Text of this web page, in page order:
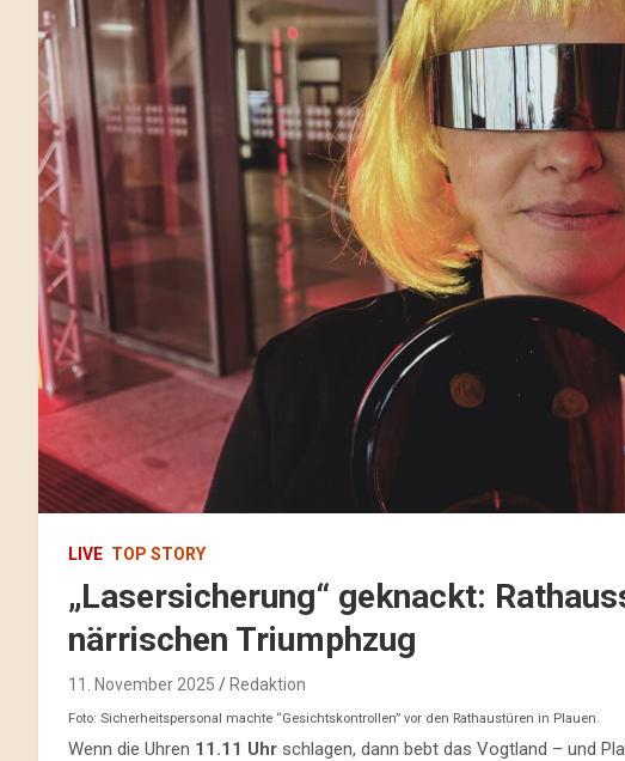
LIVE TOP STORY
„Lasersicherung“ geknackt:
närrischen Triumphzug
11. November 2025 Redaktion
Foto: Sicherheitspersonal machte “Gesichtskontrollen” vor den Rathaustüren in Plauen.
Wenn die Uhren 11.11 Uhr schlagen, dann bebt das Vogtland – und